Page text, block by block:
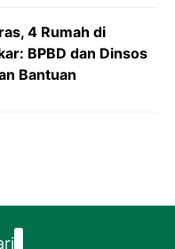
4 Rumah di
BPBD dan Dinsos
Bantuan